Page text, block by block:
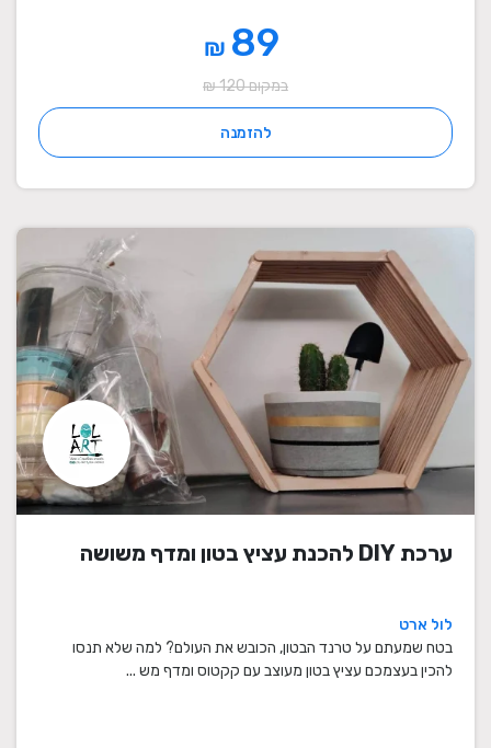
₪
במקום 120 ₪
להזמנה
ערכת DIY להכנת עציץ בטון ומדף משושה
לול ארט
בטח שמעתם על טרנד הבטון, הכובש את העולם? למה שלא תנסו
להכין בעצמכם עציץ בטון מעוצב עם קקטוס ומדף מש ...